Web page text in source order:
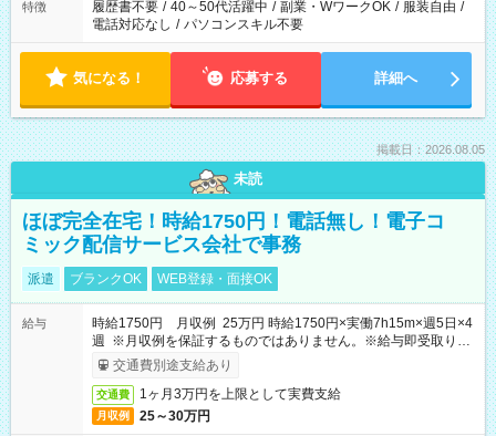
特徴 履歴書不要 / 40～50代活躍中 / 副業・WワークOK / 服装自由 /
電話対応なし / パソコンスキル不要
気になる！ 応募する 詳細へ
掲載日：2026.08.05
未読
ほぼ完全在宅！時給1750円！電話無し！電子コ
ミック配信サービス会社で事務
派遣 ブランクOK WEB登録・面接OK
給与
時給1750円 月収例 25万円 時給1750円×実働7h15m×週5日×4
週 ※月収例を保証するものではありません。※給与即受取りサ
ービス利用可（利用条件有）
交通費別途支給あり
交通費 1ヶ月3万円を上限として実費支給
月収例 25～30万円